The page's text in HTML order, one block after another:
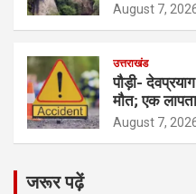
August 7,
उत्तराखंड
पौड़ी-
मौत; एक लापता
August 7,
जरूर पढ़ें